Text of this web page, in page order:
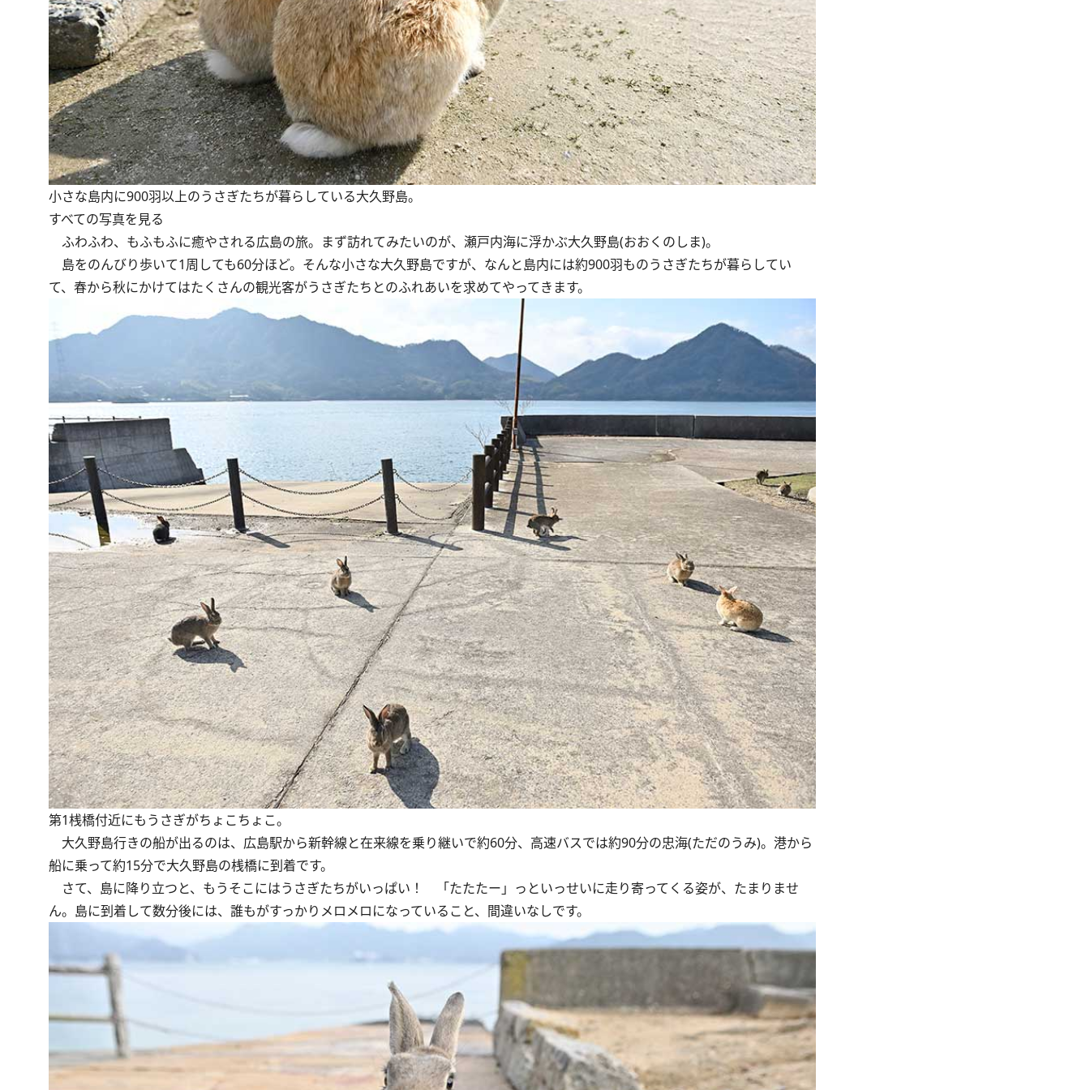
小さな島内に900羽以上のうさぎたちが暮らしている大久野島。
すべての写真を見る
ふわふわ、もふもふに癒やされる広島の旅。まず訪れてみたいのが、瀬戸内海に浮かぶ大久野島(おおくのしま)。
島をのんびり歩いて1周しても60分ほど。そんな小さな大久野島ですが、なんと島内には約900羽ものうさぎたちが暮らしてい
て、春から秋にかけてはたくさんの観光客がうさぎたちとのふれあいを求めてやってきます。
第1桟橋付近にもうさぎがちょこちょこ。
大久野島行きの船が出るのは、広島駅から新幹線と在来線を乗り継いで約60分、高速バスでは約90分の忠海(ただのうみ)。港から
船に乗って約15分で大久野島の桟橋に到着です。
さて、島に降り立つと、もうそこにはうさぎたちがいっぱい！ 「たたたー」っといっせいに走り寄ってくる姿が、たまりませ
ん。島に到着して数分後には、誰もがすっかりメロメロになっていること、間違いなしです。